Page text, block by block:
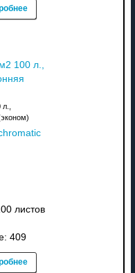
100 л.,
листов
409